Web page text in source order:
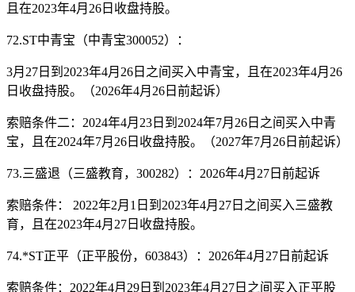
且在2023年4月26日收盘持股。
72.ST中青宝（中青宝300052）：
3月27日到2023年4月26日之间买入中青宝，且在2023年4月26
日收盘持股。（2026年4月26日前起诉）
索赔条件二：2024年4月23日到2024年7月26日之间买入中青
宝，且在2024年7月26日收盘持股。（2027年7月26日前起诉）
73.三盛退（三盛教育，300282）：2026年4月27日前起诉
索赔条件： 2022年2月1日到2023年4月27日之间买入三盛教
育，且在2023年4月27日收盘持股。
74.*ST正平（正平股份，603843）：2026年4月27日前起诉
索赔条件：2022年4月29日到2023年4月27日之间买入正平股